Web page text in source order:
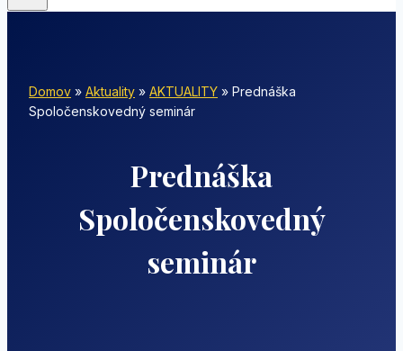
Domov » Aktuality » AKTUALITY » Prednáška
Spoločenskovedný seminár
Prednáška
Spoločenskovedný
seminár